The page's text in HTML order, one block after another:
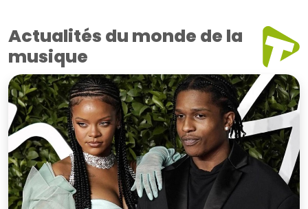
Actualités du monde de la
musique